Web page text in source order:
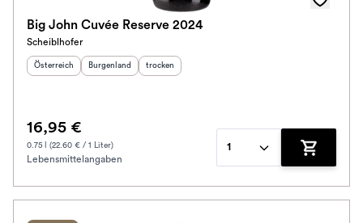
Alkoholfrei
Big John Cuvée Reserve 2024
Scheiblhofer
Herkunftsland
Österreich Herkunftsregion:
Burgenland Geschmack
trocken
16,95 €
0.75 l (22.60 € / 1 Liter)
Lebensmittelangaben
1
Zum